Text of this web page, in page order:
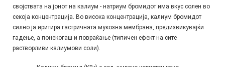
својствата на јонот на калиум - натриум бромидот има вкус солен во
секоја концентрација. Во висока концентрација, калиум бромидот
силно ја иритира гастричната мукозна мембрана, предизвикувајќи
гадење, а понекогаш и повраќање (типичен ефект на сите
растворливи калиумови соли).